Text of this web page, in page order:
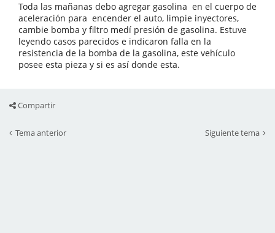
Toda las mañanas debo agregar gasolina en el cuerpo de
aceleración para encender el auto, limpie inyectores,
cambie bomba y filtro medí presión de gasolina. Estuve
leyendo casos parecidos e indicaron falla en la
resistencia de la bomba de la gasolina, este vehículo
posee esta pieza y si es así donde esta.
Compartir
Tema anterior Siguiente tema